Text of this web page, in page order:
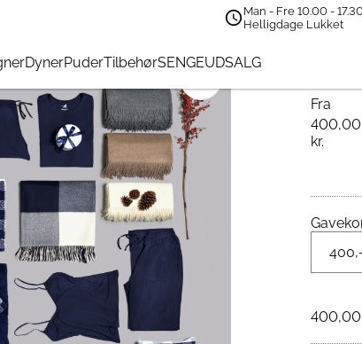
Man - Fre 10.00 -
Helligdage Lukket
DynerPuderTilbehørSENGEUDSALG
🔍 Til
Fra
400,00
kr.
400,00